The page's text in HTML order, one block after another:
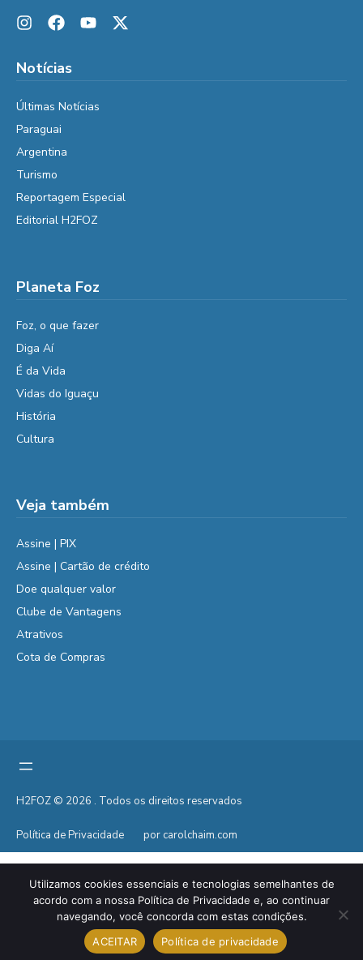
Notícias
Últimas Notícias
Paraguai
Argentina
Turismo
Reportagem Especial
Editorial H2FOZ
Planeta Foz
Foz, o que fazer
Diga Aí
É da Vida
Vidas do Iguaçu
História
Cultura
Veja também
Assine | PIX
Assine | Cartão de crédito
Doe qualquer valor
Clube de Vantagens
Atrativos
Cota de Compras
H2FOZ © 2026 . Todos os direitos reservados
Política de Privacidade por carolchaim.com
Utilizamos cookies essenciais e tecnologias semelhantes de
acordo com a nossa Política de Privacidade e, ao continuar
navegando, você concorda com estas condições.
ACEITAR
Política de privacidade